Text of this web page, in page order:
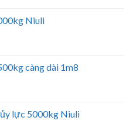
Niuli
càng dài 1m8
lực 5000kg Niuli